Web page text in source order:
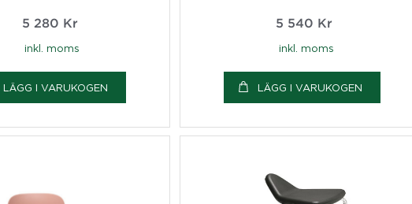
5 280 Kr
inkl. moms
LÄGG I VARUKOGEN
5 540 Kr
inkl. moms
LÄGG I VARUKOGEN